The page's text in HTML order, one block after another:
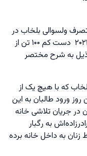
ولسوالی بلخاب در
محدوده زمانی ۲۰ جون الی ۲۱ جولای سال ۲۰۲۲ دست کم ۱۰۰ تن از
ذیل به شرح مختصر
که با هیچ یک از
ورود طالبان به این
در جریان تلاشی خانه
به رگبار
به داخل خانه برده